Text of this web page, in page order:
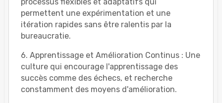
permettent une expérimentation et une
itération rapides sans être ralentis par la
bureaucratie.
6. Apprentissage et Amélioration Continus : Une
culture qui encourage l'apprentissage des
succès comme des échecs, et recherche
constamment des moyens d'amélioration.